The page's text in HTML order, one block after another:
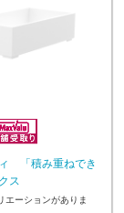
「積み重ねでき
ス
エーションがありま